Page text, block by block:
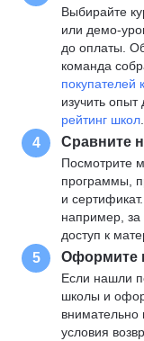
Выбирайте
или демо-
до оплаты.
команда
покупателей
изучить
рейтинг школ
4 Сравните
Посмотрите
программы,
и
например,
доступ к
5 Оформите
Если нашли
школы и
внимательно
условия